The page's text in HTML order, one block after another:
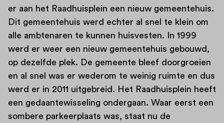
er aan het Raadhuisplein een nieuw gemeentehuis.
Dit gemeentehuis werd echter al snel te klein om
alle ambtenaren te kunnen huisvesten. In 1999
werd er weer een nieuw gemeentehuis gebouwd,
op dezelfde plek. De gemeente bleef doorgroeien
en al snel was er wederom te weinig ruimte en dus
werd er in 2011 uitgebreid. Het Raadhuisplein heeft
een gedaantewis­seling ondergaan. Waar eerst een
sombere parkeerplaats was, staat nu de